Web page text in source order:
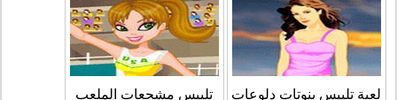
لعبة تلبيس بنوتات دلوعات
تلبيس مشجعات الملعب